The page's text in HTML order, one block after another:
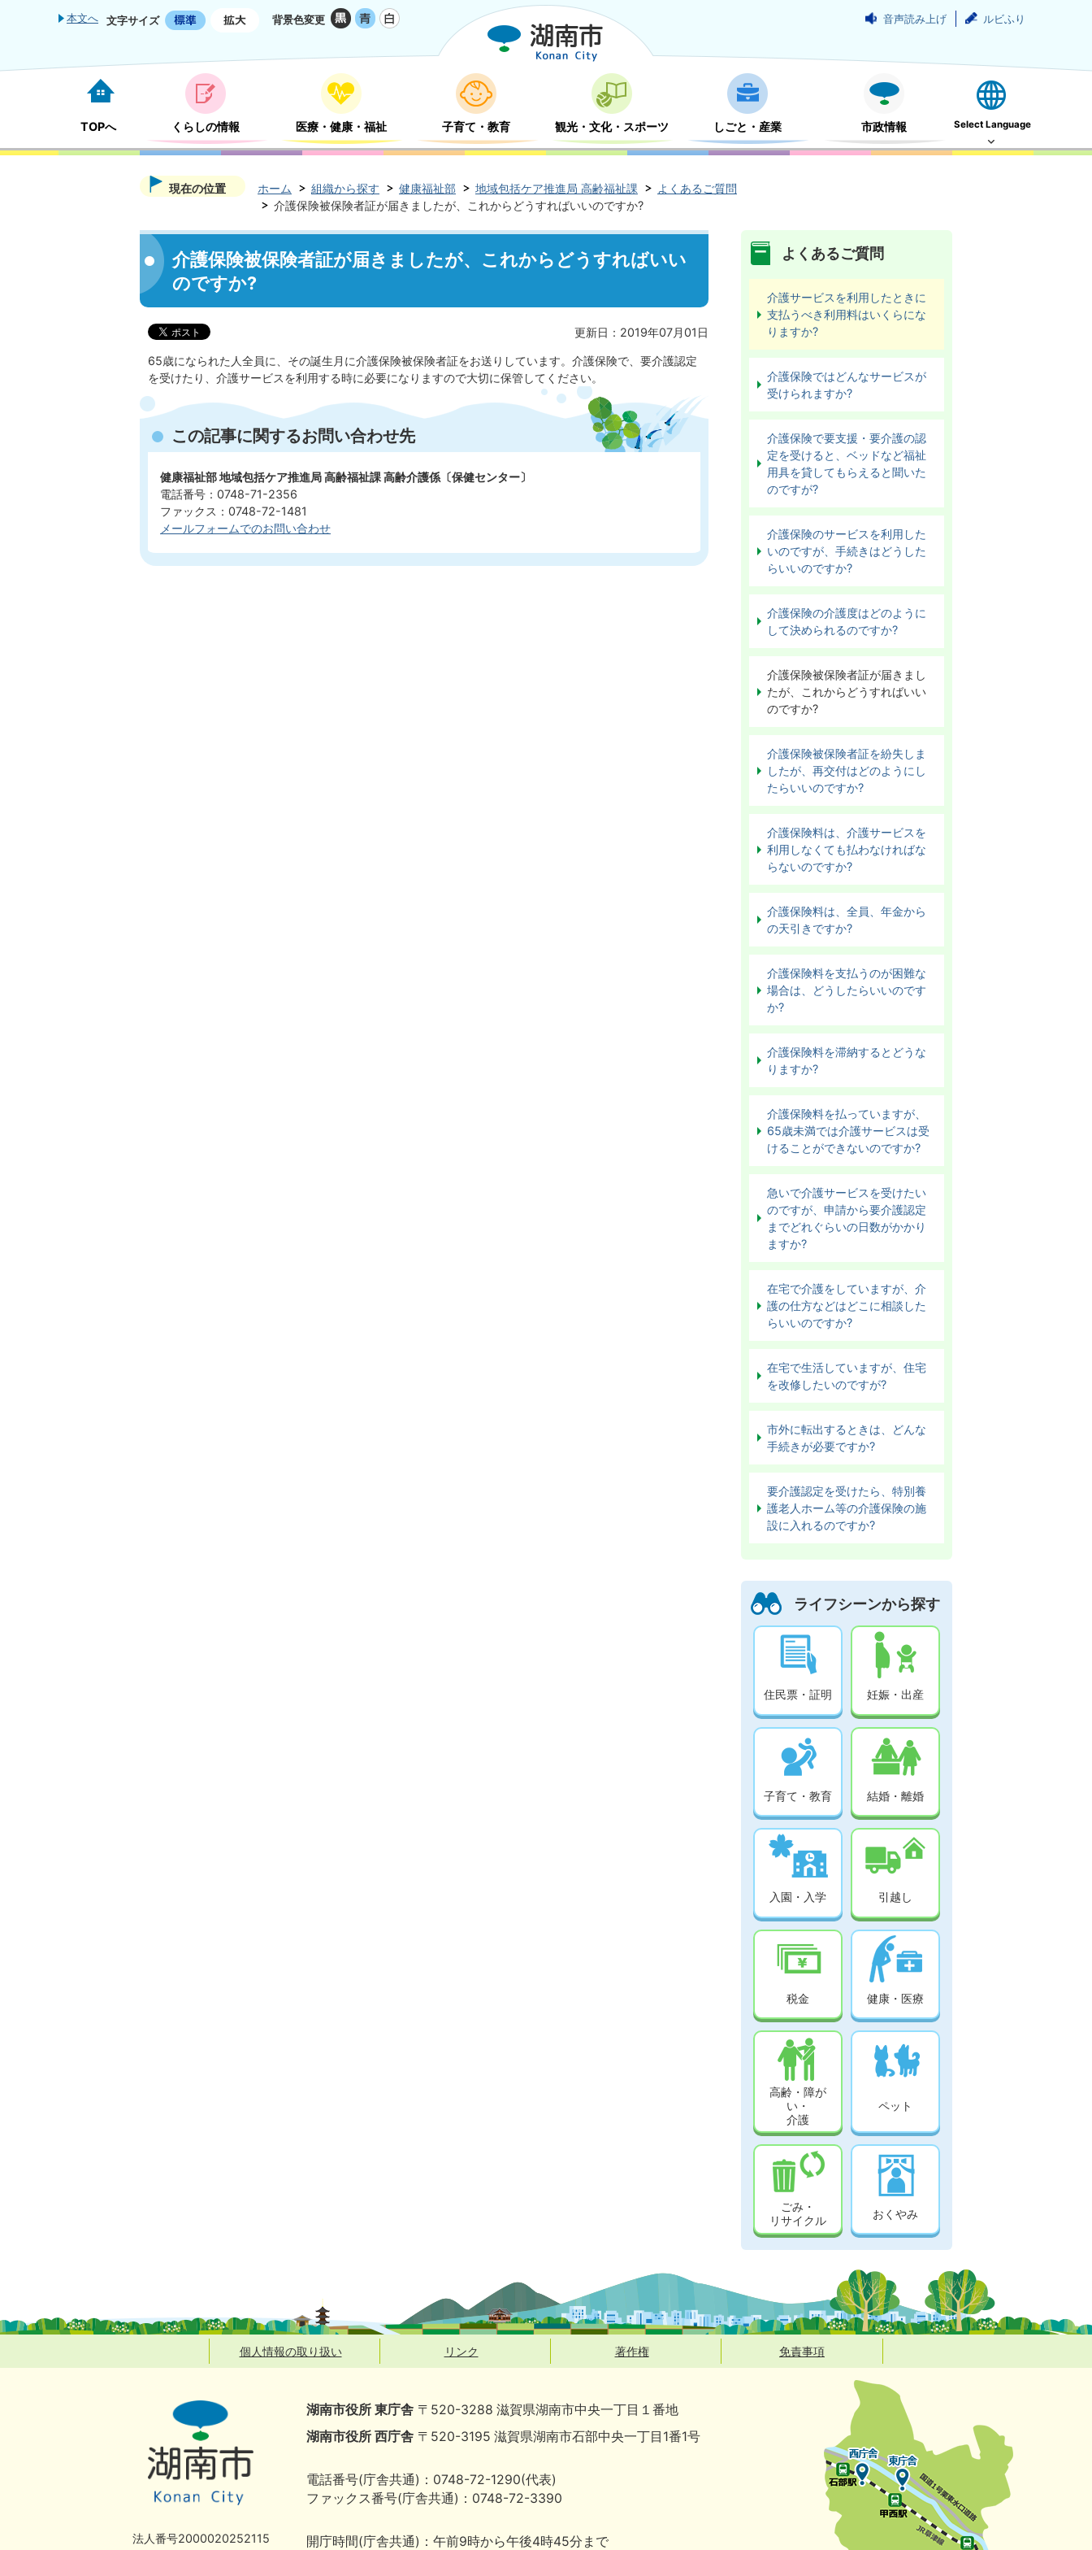
本文へ 文字サイズ 背景色変更 音声読み上げ ルビふり
TOPへ くらしの情報 医療・健康・福祉 子育て・教育 観光・文化・スポーツ しごと・産業 市政情報 Select Language
現在の位置 ホーム 組織から探す 健康福祉部 地域包括ケア推進局 高齢福祉課
よくあるご質問
介護保険被保険者証が届きましたが、これからどうすればいいのですか?
介護保険被保険者証が届きましたが、これからどうすればいい
のですか?
更新日：2019年07月01日
65歳になられた人全員に、その誕生月に介護保険被保険者証をお送りしています。介護保険で、要介護認定
を受けたり、介護サービスを利用する時に必要になりますので大切に保管してください。
この記事に関するお問い合わせ先
健康福祉部 地域包括ケア推進局 高齢福祉課 高齢介護係〔保健センター〕
電話番号：0748-71-2356
ファックス：0748-72-1481
メールフォームでのお問い合わせ
よくあるご質問
介護サービスを利用したときに
支払うべき利用料はいくらにな
りますか?
介護保険ではどんなサービスが
受けられますか?
介護保険で要支援・要介護の認
定を受けると、ベッドなど福祉
用具を貸してもらえると聞いた
のですが?
介護保険のサービスを利用した
いのですが、手続きはどうした
らいいのですか?
介護保険の介護度はどのように
して決められるのですか?
介護保険被保険者証が届きまし
たが、これからどうすればいい
のですか?
介護保険被保険者証を紛失しま
したが、再交付はどのようにし
たらいいのですか?
介護保険料は、介護サービスを
利用しなくても払わなければな
らないのですか?
介護保険料は、全員、年金から
の天引きですか?
介護保険料を支払うのが困難な
場合は、どうしたらいいのです
か?
介護保険料を滞納するとどうな
りますか?
介護保険料を払っていますが、
65歳未満では介護サービスは受
けることができないのですか?
急いで介護サービスを受けたい
のですが、申請から要介護認定
までどれぐらいの日数がかかり
ますか?
在宅で介護をしていますが、介
護の仕方などはどこに相談した
らいいのですか?
在宅で生活していますが、住宅
を改修したいのですが?
市外に転出するときは、どんな
手続きが必要ですか?
要介護認定を受けたら、特別養
護老人ホーム等の介護保険の施
設に入れるのですか?
ライフシーンから探す
住民票・証明 妊娠・出産
子育て・教育 結婚・離婚
入園・入学 引越し
税金 健康・医療
高齢・障が
い・
介護
ペット
ごみ・
リサイクル
おくやみ
個人情報の取り扱い リンク 著作権 免責事項
法人番号2000020252115
湖南市役所 東庁舎 〒520-3288 滋賀県湖南市中央一丁目１番地
湖南市役所 西庁舎 〒520-3195 滋賀県湖南市石部中央一丁目1番1号
電話番号(庁舎共通)：0748-72-1290(代表)
ファックス番号(庁舎共通)：0748-72-3390
開庁時間(庁舎共通)：午前9時から午後4時45分まで